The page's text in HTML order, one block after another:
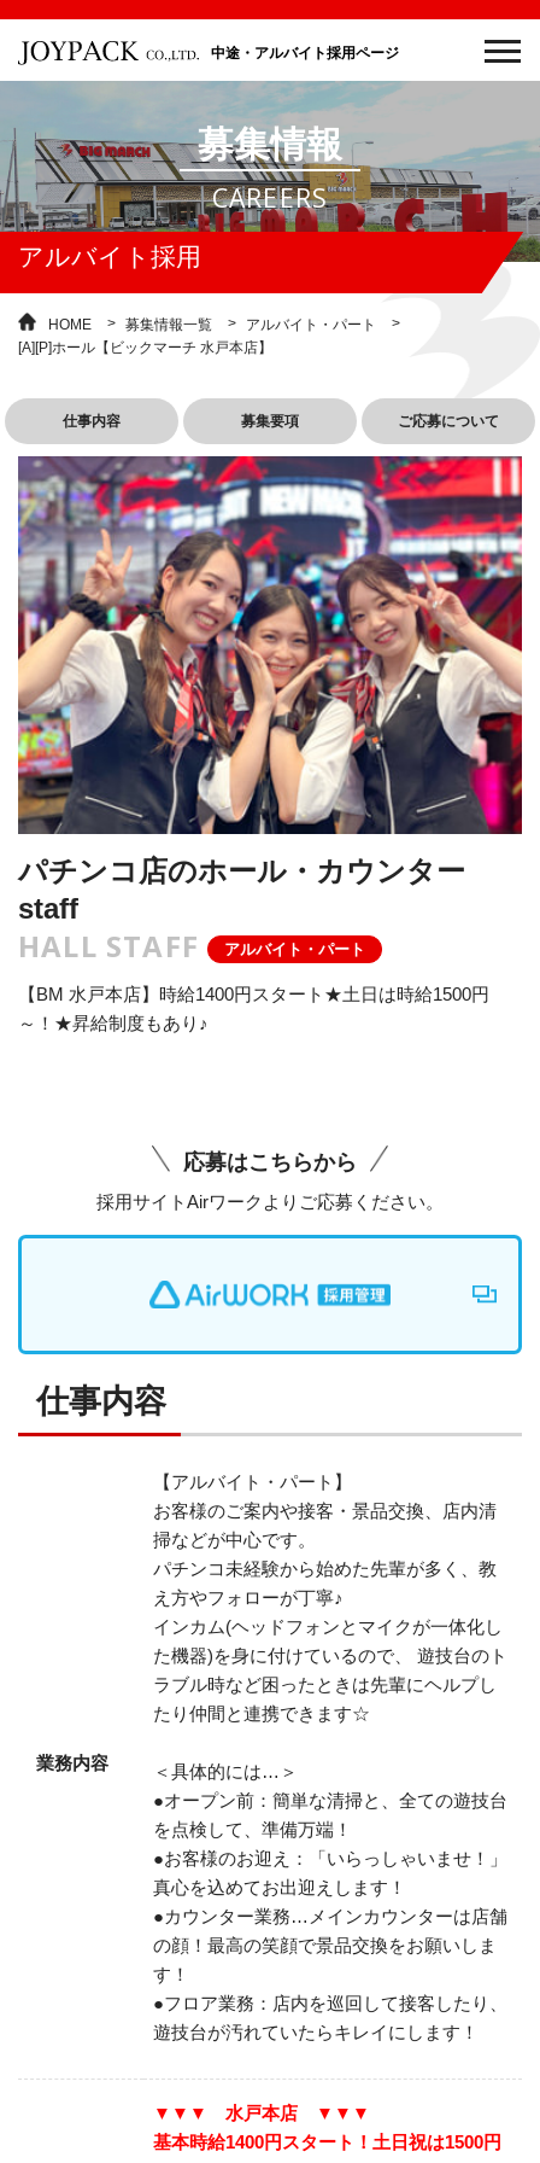
中途・アルバイト採用ページ
募集情報
CAREERS
アルバイト採用
HOME 募集情報一覧
アルバイト・パート
[A][P]ホール【ビックマーチ 水戸本店】
仕事内容 募集要項 ご応募について
パチンコ店のホール・カウンター
staff
HALL STAFF アルバイト・パート
【BM 水戸本店】時給1400円スタート★土日は時給1500円
～！★昇給制度もあり♪
応募はこちらから
採用サイトAirワークよりご応募ください。
仕事内容
業務内容
【アルバイト・パート】
お客様のご案内や接客・景品交換、店内清
掃などが中心です。
パチンコ未経験から始めた先輩が多く、教
え方やフォローが丁寧♪
インカム(ヘッドフォンとマイクが一体化し
た機器)を身に付けているので、
遊技台のト
ラブル時など困ったときは先輩にヘルプし
たり仲間と連携できます☆
＜具体的には…＞
●オープン前：簡単な清掃と、全ての遊技台
を点検して、準備万端！
●お客様のお迎え：「いらっしゃいませ！」
真心を込めてお出迎えします！
●カウンター業務…メインカウンターは店舗
の顔！最高の笑顔で景品交換をお願いしま
す！
●フロア業務：店内を巡回して接客したり、
遊技台が汚れていたらキレイにします！
▼▼▼ 水戸本店 ▼▼▼
基本時給1400円スタート！土日祝は1500円